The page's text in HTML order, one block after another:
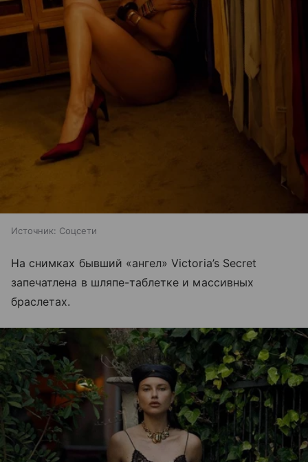
Источник: Соцсети
На снимках бывший «ангел» Victoria’s Secret
запечатлена в шляпе-таблетке и массивных
браслетах.